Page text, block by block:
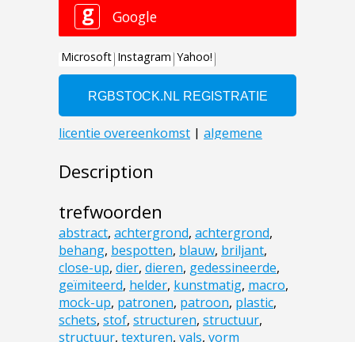
Description
trefwoorden
abstract, achtergrond, achtergrond,
behang, bespotten, blauw, briljant,
close-up, dier, dieren, gedessineerde,
geïmiteerd, helder, kunstmatig, macro,
mock-up, patronen, patroon, plastic,
schets, stof, structuren, structuur,
structuur, texturen, vals, vorm